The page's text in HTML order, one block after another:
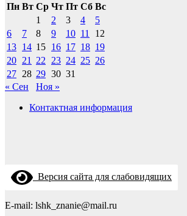
Пн Вт Ср Чт Пт Сб Вс
1
2 3 4
5
6
7 8 9 10 11
12
13 14 15 16 17 18 19
20 21 22 23 24 25 26
27 28 29 30 31
« Сен
Ноя »
Контактная информация
Версия сайта для слабовидящих
E-mail: lshk_znanie@mail.ru